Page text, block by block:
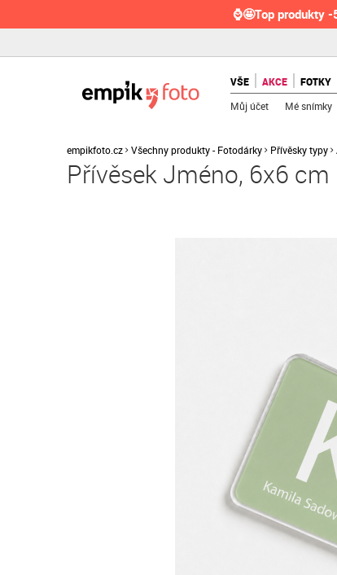
⌚🤩Top produkty
VŠE AKCE FOTKY
Můj účet Mé snímky
empikfoto.cz Všechny produkty - Fotodárky Přívěsky typy
Přívěsek Jméno, 6x6 cm